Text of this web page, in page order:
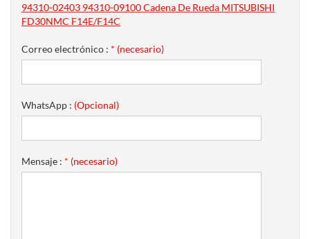
94310-02403 94310-09100 Cadena De Rueda MITSUBISHI
FD30NMC F14E/F14C
Correo electrónico : * (necesario)
WhatsApp : (Opcional)
Mensaje : * (necesario)